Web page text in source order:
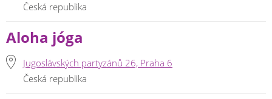
Česká republika
Aloha jóga
Jugoslávských partyzánů 26, Praha 6
Česká republika